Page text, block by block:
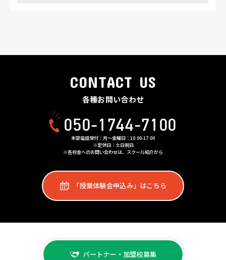
CONTACT US
各種お問い合わせ
050-1744-7100
本部電話受付：月〜金曜日：10:00-17:00
※定休日：土日祝日
※各校舎へのお問い合わせは、スクール紹介から
「授業体験会申込み」はこちら
パートナー・加盟校募集